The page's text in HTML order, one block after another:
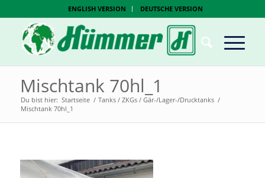
ENGLISH VERSION DEUTSCHE VERSION
Mischtank 70hl_1
Du bist hier: Startseite / Tanks / ZKGs / Gär-/Lager-/Drucktanks /
Mischtank 70hl_1